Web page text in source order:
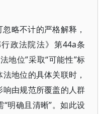
略不计的严格解释，
政法院法》第44a条
地位”采取“可能性”标
地位的具体关联时，
由规范所覆盖的人群
明确且清晰”。如此设